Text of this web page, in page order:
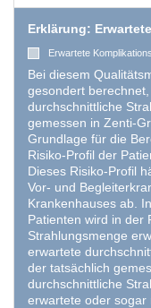
Erklärung:
Erwartete
Bei diesem
gesondert
durchschnittliche
gemessen in Zenti-
Grundlage für die
Risiko-Profil der
Dieses Risiko-Profil
Vor- und
Krankenhauses ab.
Patienten wird in der
Strahlungsmenge
erwartete
der tatsächlich
durchschnittliche
erwartete oder sogar